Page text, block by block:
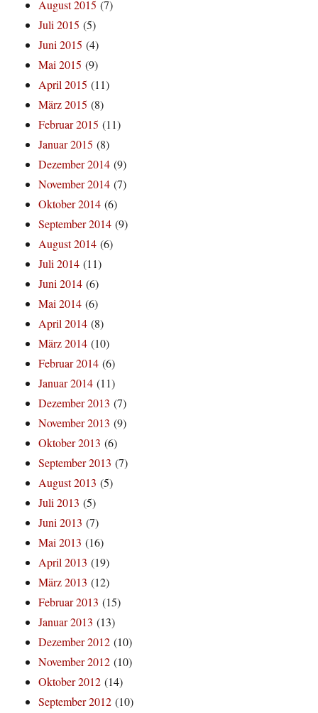
August 2015 (7)
Juli 2015 (5)
Juni 2015 (4)
Mai 2015 (9)
April 2015 (11)
März 2015 (8)
Februar 2015 (11)
Januar 2015 (8)
Dezember 2014 (9)
November 2014 (7)
Oktober 2014 (6)
September 2014 (9)
August 2014 (6)
Juli 2014 (11)
Juni 2014 (6)
Mai 2014 (6)
April 2014 (8)
März 2014 (10)
Februar 2014 (6)
Januar 2014 (11)
Dezember 2013 (7)
November 2013 (9)
Oktober 2013 (6)
September 2013 (7)
August 2013 (5)
Juli 2013 (5)
Juni 2013 (7)
Mai 2013 (16)
April 2013 (19)
März 2013 (12)
Februar 2013 (15)
Januar 2013 (13)
Dezember 2012 (10)
November 2012 (10)
Oktober 2012 (14)
September 2012 (10)